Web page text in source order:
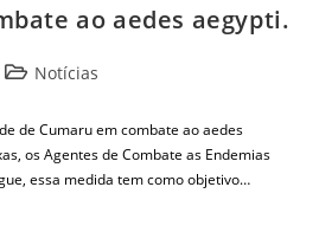
ao aedes aegypti.
Notícias
de Cumaru em combate ao aedes
os Agentes de Combate as Endemias
essa medida tem como objetivo…